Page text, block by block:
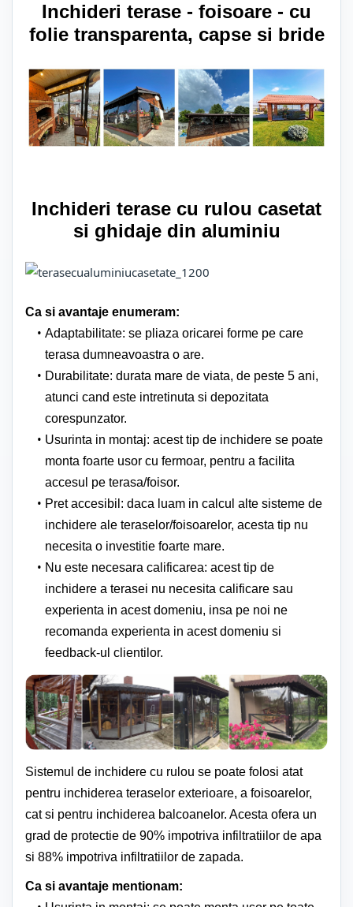
Inchideri terase - foisoare - cu
folie transparenta, capse si bride
Inchideri terase cu rulou casetat
si ghidaje din aluminiu
Ca si avantaje enumeram:
Adaptabilitate: se pliaza oricarei forme pe care
terasa dumneavoastra o are.
Durabilitate: durata mare de viata, de peste 5 ani,
atunci cand este intretinuta si depozitata
corespunzator.
Usurinta in montaj: acest tip de inchidere se poate
monta foarte usor cu fermoar, pentru a facilita
accesul pe terasa/foisor.
Pret accesibil: daca luam in calcul alte sisteme de
inchidere ale teraselor/foisoarelor, acesta tip nu
necesita o investitie foarte mare.
Nu este necesara calificarea: acest tip de
inchidere a terasei nu necesita calificare sau
experienta in acest domeniu, insa pe noi ne
recomanda experienta in acest domeniu si
feedback-ul clientilor.
Sistemul de inchidere cu rulou se poate folosi atat
pentru inchiderea teraselor exterioare, a foisoarelor,
cat si pentru inchiderea balcoanelor. Acesta ofera un
grad de protectie de 90% impotriva infiltratiilor de apa
si 88% impotriva infiltratiilor de zapada.
Ca si avantaje mentionam: